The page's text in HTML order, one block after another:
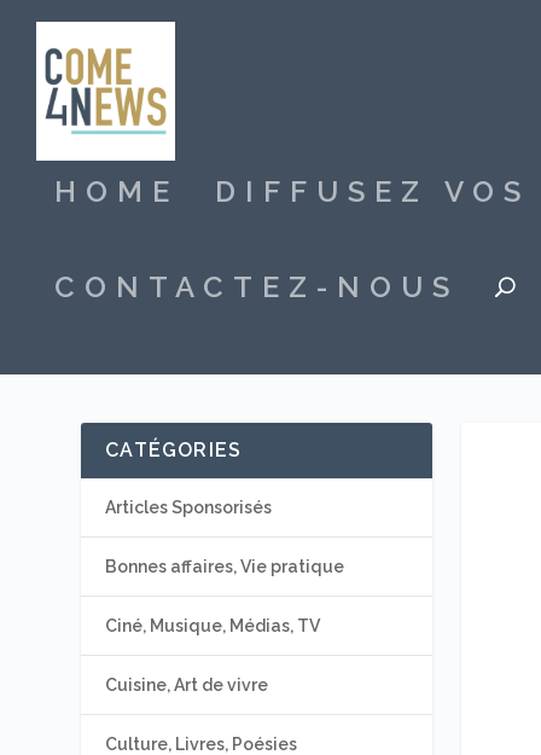
HOME DIFFUSEZ VOS
CONTACTEZ-NOUS
CATÉGORIES
Articles Sponsorisés
Bonnes affaires, Vie pratique
Ciné, Musique, Médias, TV
Cuisine, Art de vivre
Culture, Livres, Poésies